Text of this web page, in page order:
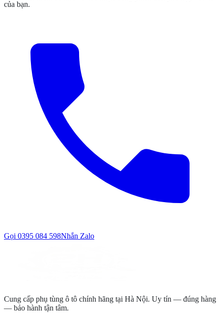
của bạn.
Gọi 0395 084 598Nhắn Zalo
Cung cấp phụ tùng ô tô chính hãng tại Hà Nội. Uy tín — đúng hàng
— bảo hành tận tâm.